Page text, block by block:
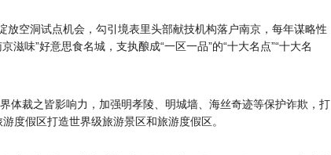
放空洞试点机会，勾引境表里头部献技机构落户南京，每年谋略性
味”好意思食名城，支执酿成“一区一品”的“十大名点”“十大名
体裁之皆影响力，加强明孝陵、明城墙、海丝奇迹等保护诈欺，打
度假区打造世界级旅游景区和旅游度假区。